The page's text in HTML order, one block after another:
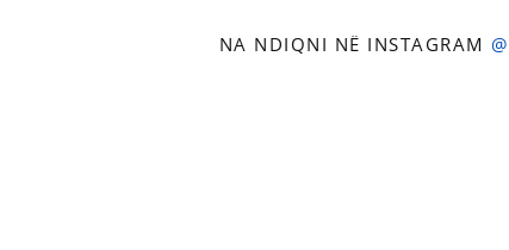
NA NDIQNI NË INSTAGRAM